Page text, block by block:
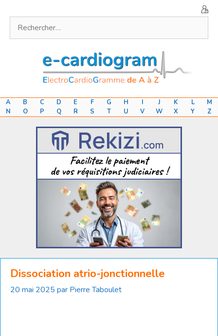
contenu
A B C D E F G H I J K L
M
N
O P Q R S T U V W X Y Z
Dissociation atrio-jonctionnelle
20 mai 2025 par Pierre Taboulet